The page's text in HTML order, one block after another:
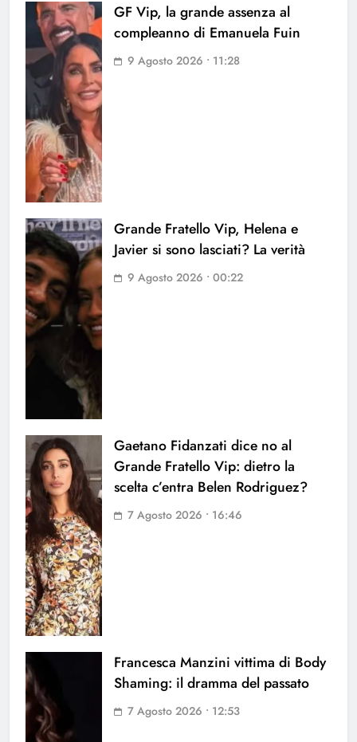
GF Vip, la grande assenza al
compleanno di Emanuela Fuin
9 Agosto 2026 • 11:28
Grande Fratello Vip, Helena e
Javier si sono lasciati? La verità
9 Agosto 2026 • 00:22
Gaetano Fidanzati dice no al
Grande Fratello Vip: dietro la
scelta c’entra Belen Rodriguez?
7 Agosto 2026 • 16:46
Francesca Manzini vittima di Body
Shaming: il dramma del passato
7 Agosto 2026 • 12:53